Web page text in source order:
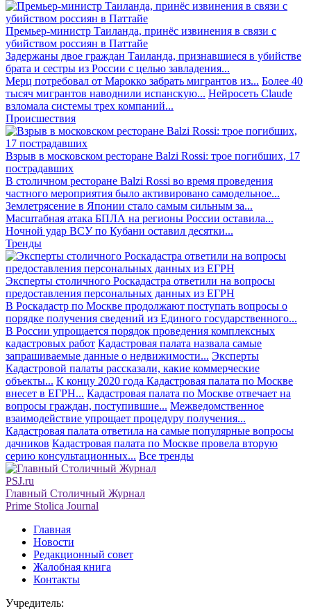
Премьер-министр Таиланда, принёс извинения в связи с
убийством россиян в Паттайе
Задержаны двое граждан Таиланда, признавшиеся в убийстве
брата и сестры из России с целью завладения...
Мерц потребовал от Марокко забрать мигрантов из... Более 40
тысяч мигрантов наводнили испанскую... Нейросеть Claude
взломала системы трех компаний...
Происшествия
Взрыв в московском ресторане Balzi Rossi: трое погибших, 17
пострадавших
В столичном ресторане Balzi Rossi во время проведения
частного мероприятия было активировано самодельное...
Землетрясение в Японии стало самым сильным за...
Масштабная атака БПЛА на регионы России оставила...
Ночной удар ВСУ по Кубани оставил десятки...
Тренды
Эксперты столичного Роскадастра ответили на вопросы
предоставления персональных данных из ЕГРН
В Роскадастр по Москве продолжают поступать вопросы о
порядке получения сведений из Единого государственного...
В России упрощается порядок проведения комплексных
кадастровых работ Кадастровая палата назвала самые
запрашиваемые данные о недвижимости... Эксперты
Кадастровой палаты рассказали, какие коммерческие
объекты... К концу 2020 года Кадастровая палата по Москве
внесет в ЕГРН... Кадастровая палата по Москве отвечает на
вопросы граждан, поступившие... Межведомственное
взаимодействие упрощает процедуру получения...
Кадастровая палата ответила на самые популярные вопросы
дачников Кадастровая палата по Москве провела вторую
серию консультационных... Все тренды
PSJ.ru
Главный Столичный Журнал
Prime Stolica Journal
Главная
Новости
Редакционный совет
Жалобная книга
Контакты
Учредитель: